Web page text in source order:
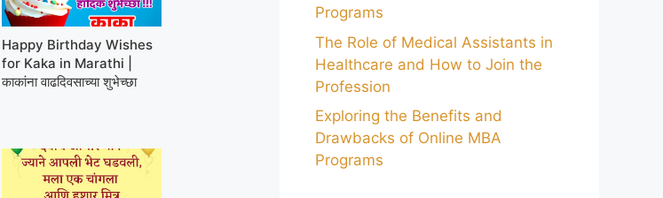
Happy Birthday Wishes
for Kaka in Marathi |
काकांना वाढदिवसाच्या शुभेच्छा
Programs
The Role of Medical Assistants in
Healthcare and How to Join the
Profession
Exploring the Benefits and
Drawbacks of Online MBA
Programs